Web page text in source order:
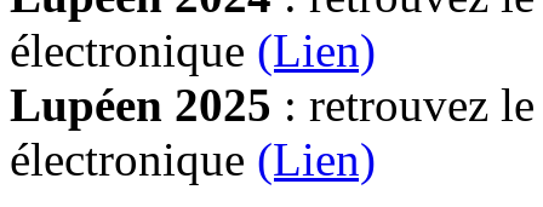
électronique (Lien)
Lupéen 2025 : retrouvez
électronique (Lien)